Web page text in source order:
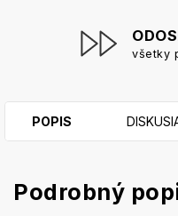
všetky
POPIS
Podrobný